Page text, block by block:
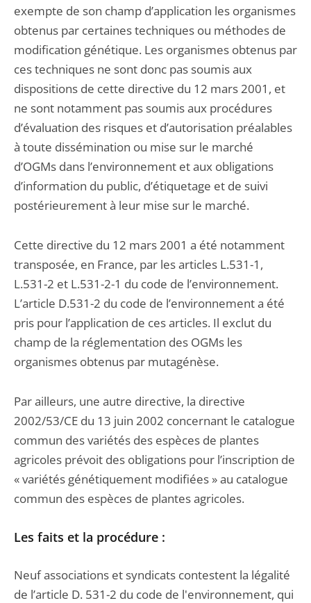
exempte de son champ d’application les organismes
obtenus par certaines techniques ou méthodes de
modification génétique. Les organismes obtenus par
ces techniques ne sont donc pas soumis aux
dispositions de cette directive du 12 mars 2001, et
ne sont notamment pas soumis aux procédures
d’évaluation des risques et d’autorisation préalables
à toute dissémination ou mise sur le marché
d’OGMs dans l’environnement et aux obligations
d’information du public, d’étiquetage et de suivi
postérieurement à leur mise sur le marché.
Cette directive du 12 mars 2001 a été notamment
transposée, en France, par les articles L.531-1,
L.531-2 et L.531-2-1 du code de l’environnement.
L’article D.531-2 du code de l’environnement a été
pris pour l’application de ces articles. Il exclut du
champ de la réglementation des OGMs les
organismes obtenus par mutagénèse.
Par ailleurs, une autre directive, la directive
2002/53/CE du 13 juin 2002 concernant le catalogue
commun des variétés des espèces de plantes
agricoles prévoit des obligations pour l’inscription de
« variétés génétiquement modifiées » au catalogue
commun des espèces de plantes agricoles.
Les faits et la procédure :
Neuf associations et syndicats contestent la légalité
de l’article D. 531-2 du code de l'environnement, qui